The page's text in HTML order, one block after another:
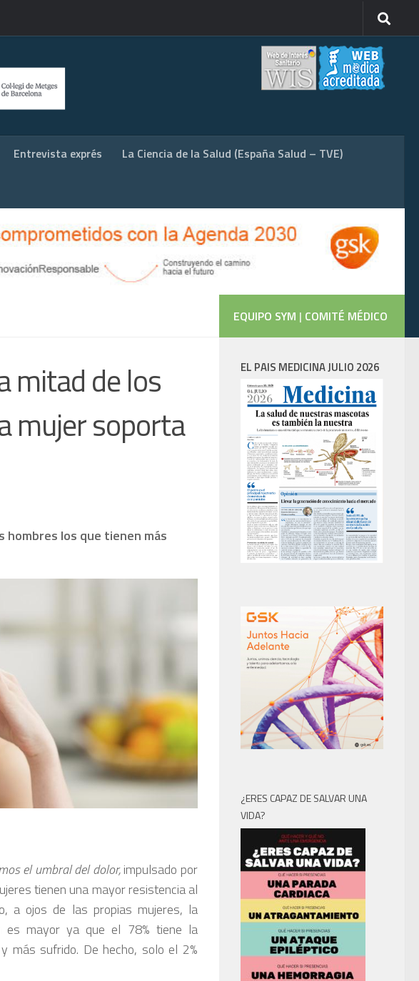
Entrevista exprés La Ciencia de la Salud (España Salud – TVE)
mitad de los
mujer soporta
hombres los que tienen más
el umbral del dolor,impulsado por
tienen una mayor resistencia al
a ojos de las propias mujeres, la
es mayor ya que el 78% tiene la
más sufrido. De hecho, solo el 2%
EQUIPO SYM | COMITÉ MÉDICO
EL PAIS MEDICINA JULIO 2026
¿ERES CAPAZ DE SALVAR UNA
VIDA?